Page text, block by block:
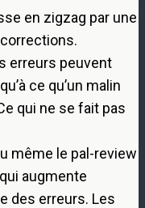
en zigzag par une
erreurs peuvent
ce qu’un malin
qui ne se fait pas
même le pal-review
augmente
des erreurs. Les